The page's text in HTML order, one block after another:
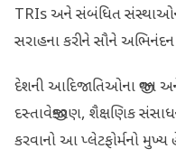
TRIs અને સંબંધિત
સરાહના કરીને સૌને અભિનંદન
દેશની આદિજાતિઓના
દસ્તાવેજીકરણ, શૈક્ષણિક
કરવાનો આ પ્લેટફોર્મનો